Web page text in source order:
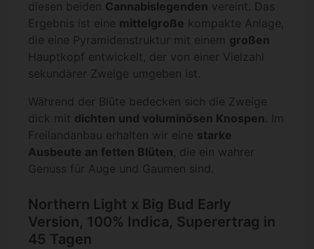
diesen beiden Cannabislegenden vereint. Das
Ergebnis ist eine mittelgroße kompakte Anlage,
die eine Pyramidenstruktur mit einem großen
Hauptkopf entwickelt, der von einer Vielzahl
sekundärer Zweige umgeben ist.
Während der Blüte bedecken sich die Zweige
dick mit dichten und voluminösen Knospen. Im
Freilandanbau erhalten wir eine starke
Ausbeute an fetten Blüten, die ein wahrer
Genuss für Auge und Gaumen sind.
Northern Light x Big Bud Early
Version, 100% Indica, Superertrag in
45 Tagen